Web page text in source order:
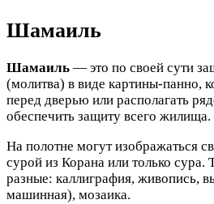
Шамаиль
Шамаиль — это по своей сути
(молитва) в виде картины-панно,
перед дверью или располагать
обеспечить защиту всего жилища.
На полотне могут изображаться
сурой из Корана или только сура.
разные: каллиграфия, живопись,
машинная), мозаика.